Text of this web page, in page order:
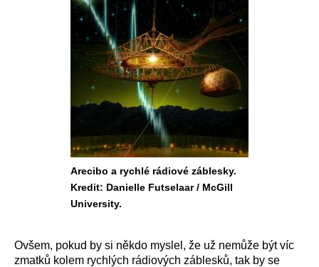
Arecibo a rychlé rádiové záblesky.
Kredit: Danielle Futselaar / McGill
University.
Ovšem, pokud by si někdo myslel, že už nemůže být víc
zmatků kolem rychlých rádiových záblesků, tak by se